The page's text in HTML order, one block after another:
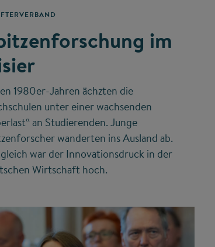
im
1980er-Jahren ächzten die
unter einer wachsenden
an Studierenden. Junge
wanderten ins Ausland ab.
war der Innovationsdruck in der
Wirtschaft hoch.